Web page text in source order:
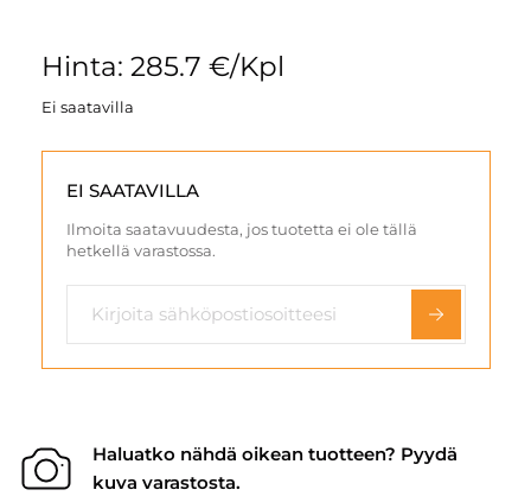
Hinta: 285.7 €/Kpl
Ei saatavilla
EI SAATAVILLA
Ilmoita saatavuudesta, jos tuotetta ei ole tällä
hetkellä varastossa.
Haluatko nähdä oikean tuotteen? Pyydä
kuva varastosta.